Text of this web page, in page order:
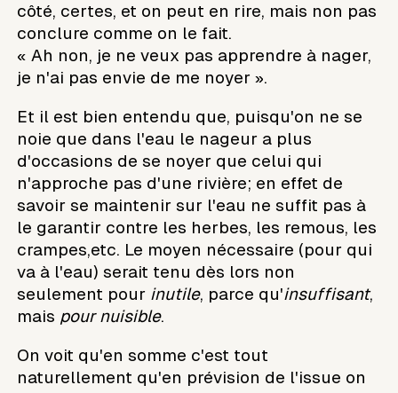
côté, certes, et on peut en rire, mais non pas
conclure comme on le fait.
« Ah non, je ne veux pas apprendre à nager,
je n'ai pas envie de me noyer ».
Et il est bien entendu que, puisqu'on ne se
noie que dans l'eau le nageur a plus
d'occasions de se noyer que celui qui
n'approche pas d'une rivière; en effet de
savoir se maintenir sur l'eau ne suffit pas à
le garantir contre les herbes, les remous, les
crampes,etc. Le moyen nécessaire (pour qui
va à l'eau) serait tenu dès lors non
seulement pour inutile, parce qu'insuffisant,
mais pour nuisible.
On voit qu'en somme c'est tout
naturellement qu'en prévision de l'issue on